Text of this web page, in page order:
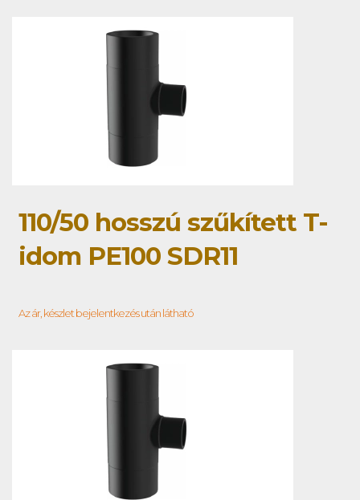
110/50 hosszú szűkített T-
idom PE100 SDR11
Az ár, készlet bejelentkezés után látható